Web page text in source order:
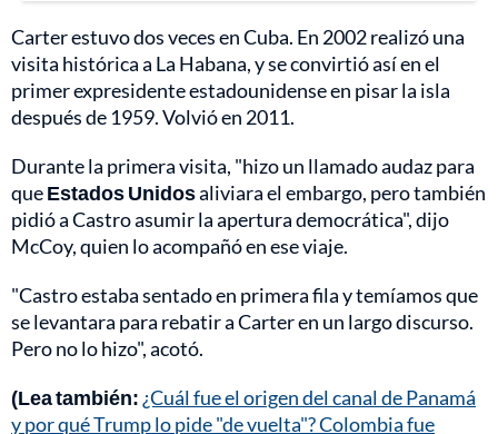
Carter estuvo dos veces en Cuba. En 2002 realizó una
visita histórica a La Habana, y se convirtió así en el
primer expresidente estadounidense en pisar la isla
después de 1959. Volvió en 2011.
Durante la primera visita, "hizo un llamado audaz para
queEstados Unidosaliviara el embargo, pero también
pidió a Castro asumir la apertura democrática", dijo
McCoy, quien lo acompañó en ese viaje.
"Castro estaba sentado en primera fila y temíamos que
se levantara para rebatir a Carter en un largo discurso.
Pero no lo hizo", acotó.
(Lea también: ¿Cuál fue el origen del canal de Panamá
y por qué Trump lo pide "de vuelta"? Colombia fue